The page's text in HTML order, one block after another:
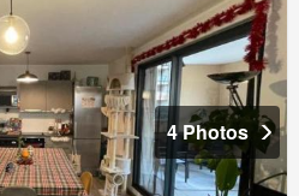
4 Photos